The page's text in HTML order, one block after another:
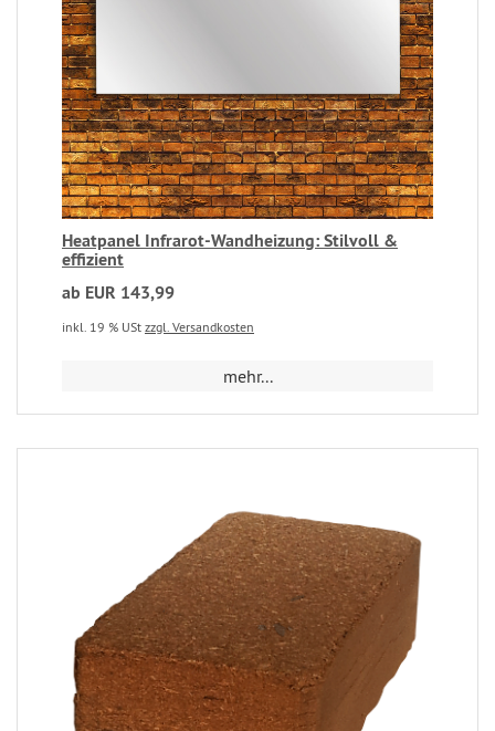
Heatpanel Infrarot-Wandheizung: Stilvoll &
effizient
ab EUR 143,99
inkl. 19 % USt zzgl. Versandkosten
mehr...